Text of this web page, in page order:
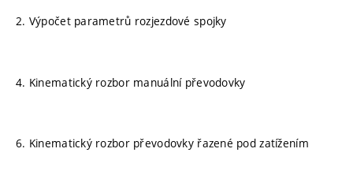
2. Výpočet parametrů rozjezdové spojky
4. Kinematický rozbor manuální převodovky
6. Kinematický rozbor převodovky řazené pod zatížením